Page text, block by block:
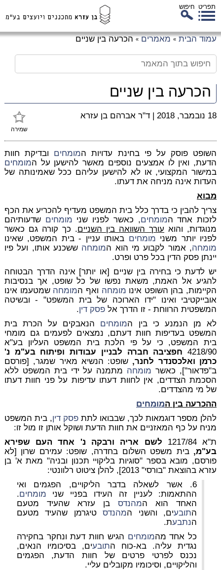
תפריט חיפוש
עמוד הבית » מאמרים » הכרעה בין שניים
הכרעה בין שניים
שמירה
18 נובמבר, 2018 | ד"ר אברהם בן עזרא
השופט פוסק על פי בחינת עדויות המומחים ובדיקת חוות
הדעת, ואין לו אמצעים נוספים מאשר להישען על המומחים
במישור המקצועי, או לא להישען עליהם ככל שאמינותה של
העדות אינה מניחה את דעתו.
מבוא
צריך להבין כי בדרך כלל בית המשפט מעדיף להכריע את הכף
לזכות אחד המומחים, כאשר לפניו שני מומחים שדעותיהם
מנוגדות, והוא עורך השוואה בין השניים. כך קורה גם כאשר
לפניו יותר משני מומחים באותו עניין - בית המשפט, שאינו
מומחה, אמור לקבוע מי הוא המומחה ששכנע אותו, ועל פיו
יינתן פסק הדין בכל פרט ופרט.
יש לדעת כי בחירה בין שניים [או יותר] אינה הדרך הבטוחה
להגיע אל האמת, משאת נפשו של כל שופט, אך בנסיבות
הקיימות, בהן השופט אינו מומחה ואף המומחה שמטעמו אינו
אובייקטיבי ואינו "ידו הארוכה של בית המשפט" - ובשיטה
המשפטית הרווחת - זו הדרך אל פסק דין.
לא מן הנמנע כי בין המומחים הנאבקים על הכרת בית
המשפט בעדיפות חוות דעתם, נמצאים לפעמים גם מומחי
בית המשפט, כי על פי הלכת בית המשפט העליון בע"א
4218/90 חפציבה חברה לבניין עבודות ופיתוח בע"מ נ'
כרמן ואלכסנדר לחנר, שופט: הנשיא מאיר שמגר, [פורסם
ב"פדאור"], כאשר מומחה מתמנה על ידי בית המשפט ללא
הסכמת הצדדים, אין לחוות דעתו עדיפות על פני חוות דעתו
של מי מהצדדים.
ההכרעה בין המומחים
להלן מספר דוגמאות לכך, שבבואו לתת פסק דין, בית המשפט
מניח על כף המאזניים את חוות הדעת ושוקל אותן זו מול זו:
ת"א 1217/84
לשם אריה ורבקה נ' אחד העם שפירא
בע"מ,בית משפט השלום בחדרה, שופט: עמירם שרון [לא
פורסם, מובא בספר "סוגיות בליקויי תכנון ובניה" מאת א' בן
עזרא בהוצאת "בורסי" 2013], להלן ציטוט רלוונטי:
6. אשר לשאלה בדבר הליקויים, הפגמים ואי
ההתאמות: לעניין זה העידו בפניי שני מומחים.
האחד הוא המהנדסבן עזרא שהעיד מטעם
התובעים, והשני המהנדסטיגרמן שהעיד מטעם
הנתבעת.
כל אחד מהמומחים הגיש חוות דעת ונחקר בחקירה
נגדית עליה. בא-כוח התובעים, בסיכומיו הנאים,
נכנס לפרטי פרטים של חוות הדעת, הפגמים
והליקויים, וסיכומיו מקובלים עליי.